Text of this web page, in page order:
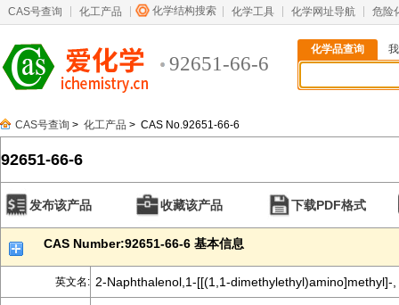
CAS号查询 化工产品 化学结构搜索 化学工具 化学网址导航 危险
92651-66-6
化学品查询
CAS号查询 > 化工产品 > CAS No.92651-66-6
92651-66-6
发布该产品 收藏该产品 下载PDF格式
CAS Number:92651-66-6 基本信息
英文名: 2-Naphthalenol,1-[[(1,1-dimethylethyl)amino]methyl]-